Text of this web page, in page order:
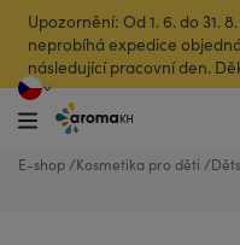
Upozornění: Od 1. 6. do 31.
neprobíhá expedice
následující pracovní den.
E-shop Kosmetika pro děti